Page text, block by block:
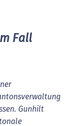
Fall
Gunhilt